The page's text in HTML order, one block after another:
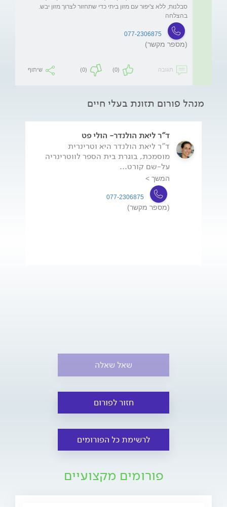
בהצלחה
077-2306875
(מספר מקשר)
תגובה (0)
(0) שיתוף
מנהל פורום תזונת בעלי חיים
ד"ר ליאת הולנדר- הולי פט
ד"ר ליאת הולנדר היא וטרינרית
מוסמכת, בוגרת בית הספר לווטרינריה
על-שם קורט...
המשך >
077-2306875
(מספר מקשר)
שאל שאלה
חזור לפורום
לרשימת כל הפורומים
פורומים מקצועיים